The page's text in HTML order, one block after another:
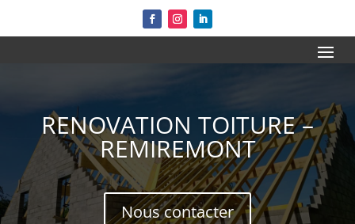
RENOVATION TOITURE –
REMIREMONT
Nous contacter